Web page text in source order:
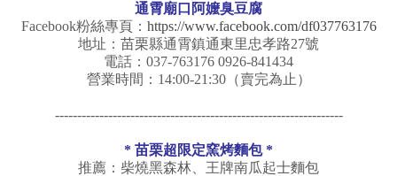
通霄廟口阿嬤臭豆腐
Facebook粉絲專頁： https://www.facebook.com/df037763176
地址：苗栗縣通霄鎮通東里忠孝路27號
電話：037-763176 0926-841434
營業時間：14:00-21:30（賣完為止）
-----------------------------------------------------------------
* 苗栗超限定窯烤麵包 *
推薦：柴燒黑森林、王牌南瓜起士麵包